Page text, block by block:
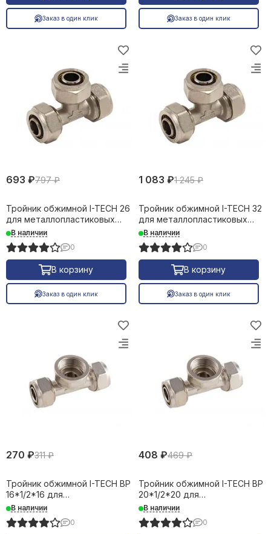
Заказ в один клик Заказ в один клик
693 ₽797 ₽
Тройник обжимной I-TECH 26
для металлопластиковых
труб 16635
В наличии
0
В корзину
Заказ в один клик
1 083 ₽1 245 ₽
Тройник обжимной I-TECH 32
для металлопластиковых
труб 16636
В наличии
0
В корзину
Заказ в один клик
270 ₽311 ₽
Тройник обжимной I-TECH ВР
16*1/2*16 для
металлопластиковых труб
16654
В наличии
0
408 ₽469 ₽
Тройник обжимной I-TECH ВР
20*1/2*20 для
металлопластиковых труб
16655
В наличии
0